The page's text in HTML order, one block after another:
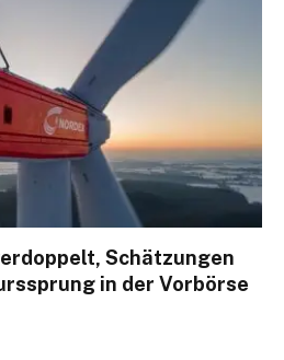
Schätzungen
in der Vorbörse